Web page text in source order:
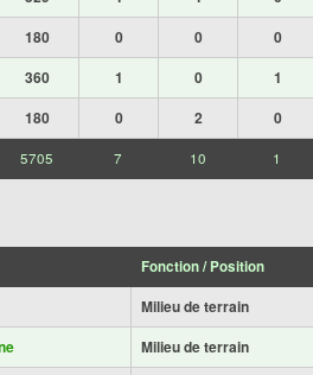
180 0 0 0
360 1 0 1
180 0 2 0
5705 7 10 1
Fonction / Position
Milieu de terrain
Milieu de terrain